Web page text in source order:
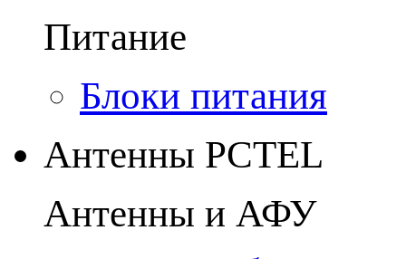
Питание
Блоки питания
Антенны PCTEL
Антенны и АФУ